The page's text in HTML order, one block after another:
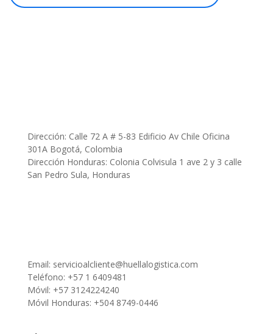
Dirección: Calle 72 A # 5-83 Edificio Av Chile Oficina
301A Bogotá, Colombia
Dirección Honduras: Colonia Colvisula 1 ave 2 y 3 calle
San Pedro Sula, Honduras
Email: servicioalcliente@huellalogistica.com
Teléfono: +57 1 6409481
Móvil: +57 3124224240
Móvil Honduras: +504 8749-0446